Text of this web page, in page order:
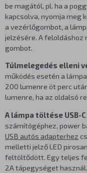
be magától, pl. ha a
kapcsolva, nyomja meg
a vezérlőgombot, a
jelzésére. A feloldáshoz
gombot.
Túlmelegedés elleni
működés esetén a
200 lumenre öt perc
lumenre, ha az oldalsó
A lámpa töltése
számítógéphez, power
USB autós adapterhez
melletti jelző LED
feltöltődött. Egy teljes
2A tápegységet használ.